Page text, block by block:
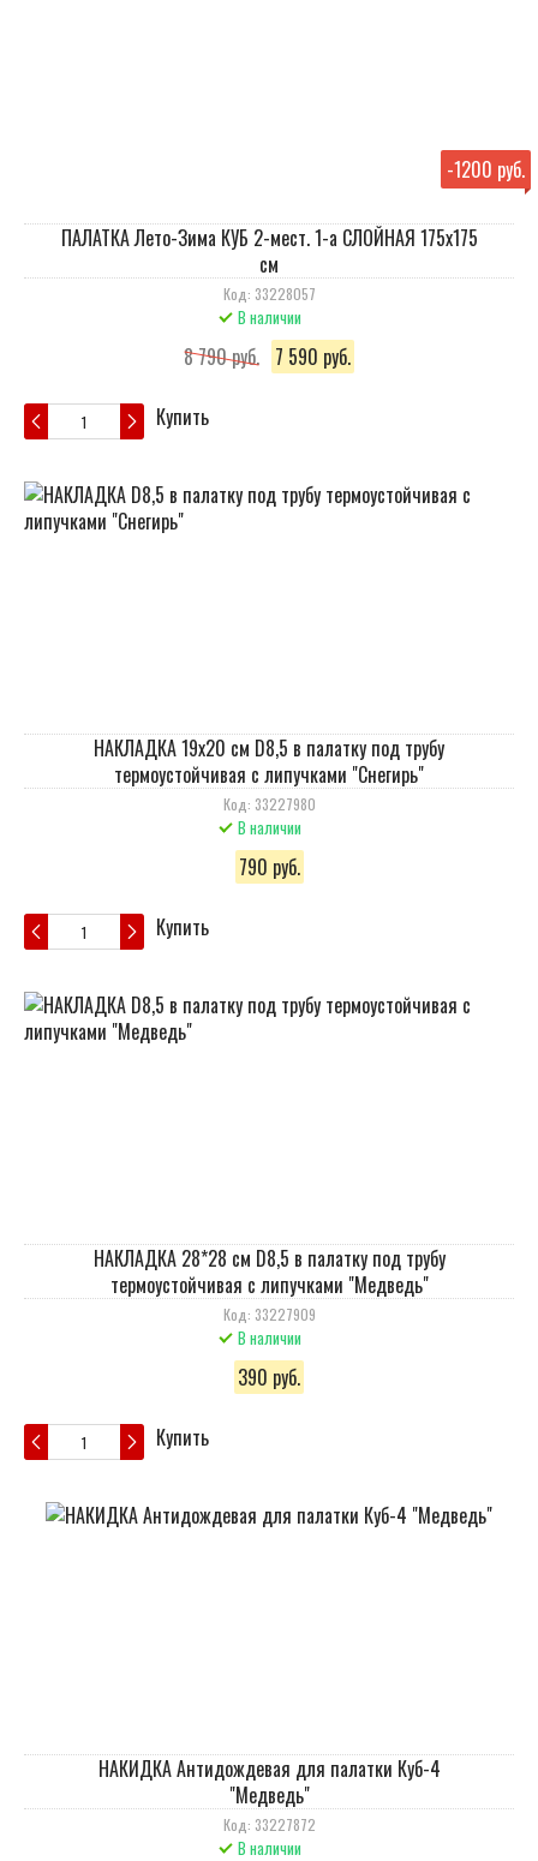
-1200 руб.
ПАЛАТКА Лето-Зима КУБ 2-мест. 1-а СЛОЙНАЯ 175х175
см
Код: 33228057
В наличии
8 790 руб. 7 590 руб.
Купить
НАКЛАДКА 19х20 см D8,5 в палатку под трубу
термоустойчивая с липучками "Снегирь"
Код: 33227980
В наличии
790 руб.
Купить
НАКЛАДКА 28*28 см D8,5 в палатку под трубу
термоустойчивая с липучками "Медведь"
Код: 33227909
В наличии
390 руб.
Купить
НАКИДКА Антидождевая для палатки Куб-4
"Медведь"
Код: 33227872
В наличии